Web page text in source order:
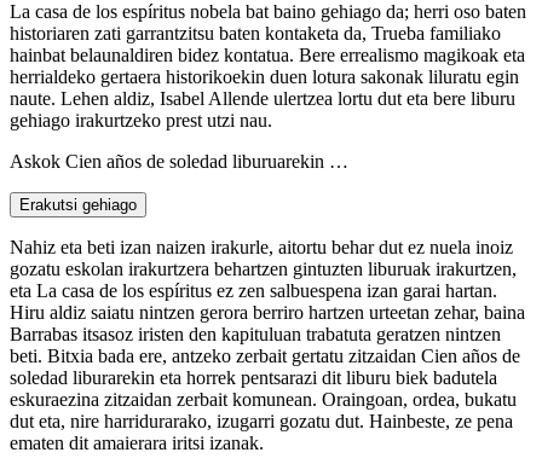
La casa de los espíritus nobela bat baino gehiago da; herri oso baten
historiaren zati garrantzitsu baten kontaketa da, Trueba familiako
hainbat belaunaldiren bidez kontatua. Bere errealismo magikoak eta
herrialdeko gertaera historikoekin duen lotura sakonak liluratu egin
naute. Lehen aldiz, Isabel Allende ulertzea lortu dut eta bere liburu
gehiago irakurtzeko prest utzi nau.
Askok Cien años de soledad liburuarekin …
Erakutsi gehiago
Nahiz eta beti izan naizen irakurle, aitortu behar dut ez nuela inoiz
gozatu eskolan irakurtzera behartzen gintuzten liburuak irakurtzen,
eta La casa de los espíritus ez zen salbuespena izan garai hartan.
Hiru aldiz saiatu nintzen gerora berriro hartzen urteetan zehar, baina
Barrabas itsasoz iristen den kapituluan trabatuta geratzen nintzen
beti. Bitxia bada ere, antzeko zerbait gertatu zitzaidan Cien años de
soledad liburarekin eta horrek pentsarazi dit liburu biek badutela
eskuraezina zitzaidan zerbait komunean. Oraingoan, ordea, bukatu
dut eta, nire harridurarako, izugarri gozatu dut. Hainbeste, ze pena
ematen dit amaierara iritsi izanak.